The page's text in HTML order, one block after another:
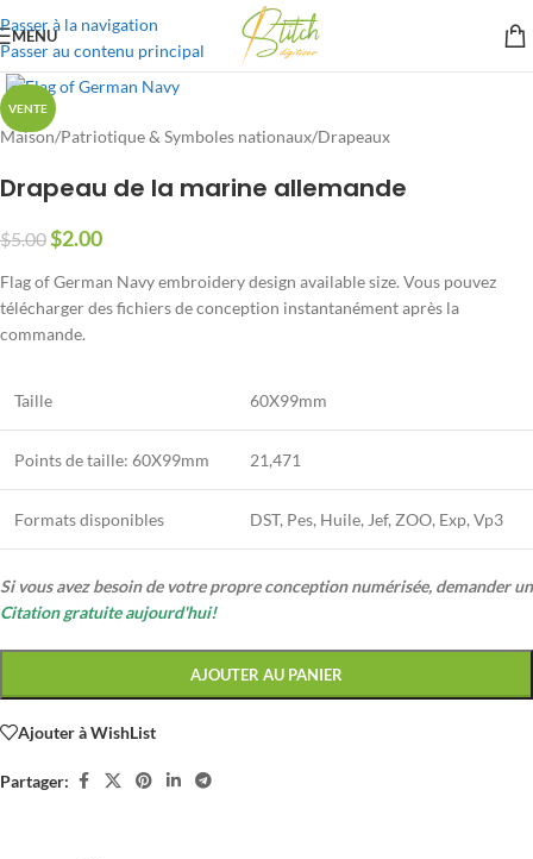
Passer à la navigation
Passer au contenu principal
MENU
VENTE
Maison/Patriotique & Symboles nationaux/Drapeaux
Drapeau de la marine allemande
$5.00$2.00
Flag of German Navy embroidery design available size. Vous pouvez
télécharger des fichiers de conception instantanément après la
commande.
Taille 60X99mm
Points de taille: 60X99mm 21,471
Formats disponibles DST, Pes, Huile, Jef, ZOO, Exp, Vp3
Si vous avez besoin de votre propre conception numérisée, demander un
Citation gratuite aujourd'hui!
AJOUTER AU PANIER
Ajouter à WishList
Partager: